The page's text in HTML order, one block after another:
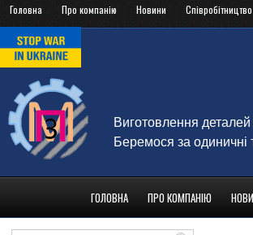
Головна Про компанію Новини Співробітництво
Виготовлення
Беремося за одиничні
ГОЛОВНА ПРО КОМПАНІЮ